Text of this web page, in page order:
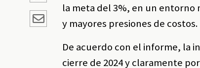
la meta del 3%, en un
y mayores presiones de costos.
De acuerdo con el informe, la
cierre de 2024 y claramente